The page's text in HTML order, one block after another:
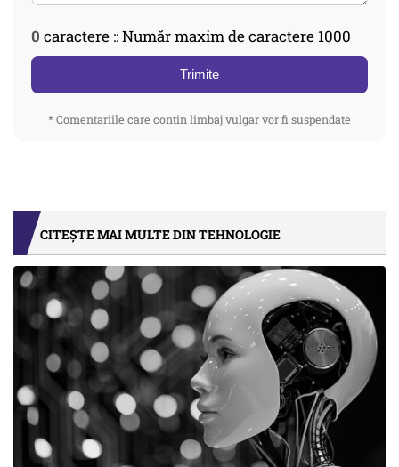
0 caractere :: Număr maxim de caractere 1000
Trimite
* Comentariile care contin limbaj vulgar vor fi suspendate
CITEȘTE MAI MULTE DIN TEHNOLOGIE